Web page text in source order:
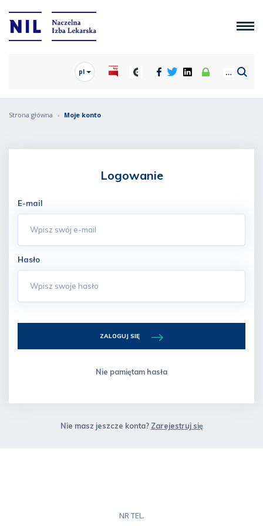
pl
Strona główna Moje konto
Logowanie
E-mail
Hasło
ZALOGUJ SIĘ
Nie pamiętam hasła
Nie masz jeszcze konta? Zarejestruj się
NR TEL.